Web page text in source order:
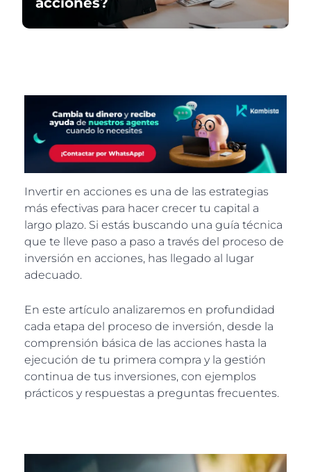
Invertir en acciones es una de las estrategias
más efectivas para hacer crecer tu capital a
largo plazo. Si estás buscando una guía técnica
que te lleve paso a paso a través del proceso de
inversión en acciones, has llegado al lugar
adecuado.
En este artículo analizaremos en profundidad
cada etapa del proceso de inversión, desde la
comprensión básica de las acciones hasta la
ejecución de tu primera compra y la gestión
continua de tus inversiones, con ejemplos
prácticos y respuestas a preguntas frecuentes.